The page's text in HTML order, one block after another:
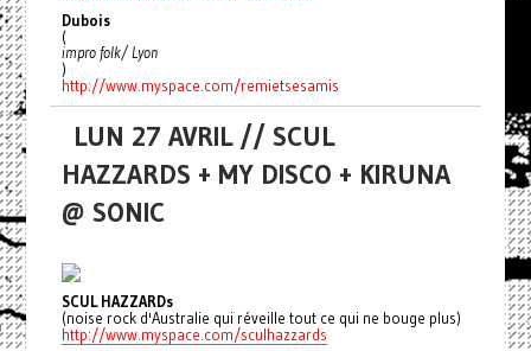
Dubois
(
impro folk/ Lyon
)
http://www.myspace.com/remietsesamis
LUN 27 AVRIL // SCUL
HAZZARDS + MY DISCO + KIRUNA
@ SONIC
SCUL HAZZARDs
(noise rock d'Australie qui réveille tout ce qui ne bouge plus)
http://www.myspace.com/sculhazzards